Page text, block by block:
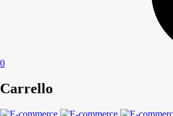
0
Carrello